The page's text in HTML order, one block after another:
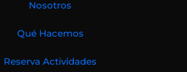
Nosotros
Qué Hacemos
Reserva Actividades